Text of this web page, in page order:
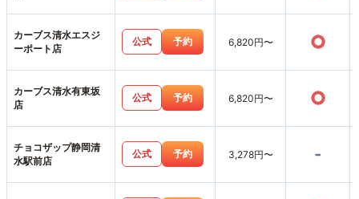
カーブス清水エスジ
ーポート店
公式 予約 6,820円〜 ○
カーブス清水有東坂
店
公式 予約 6,820円〜 ○
チョコザップ静岡清
水駅前店
公式 予約 3,278円〜 -